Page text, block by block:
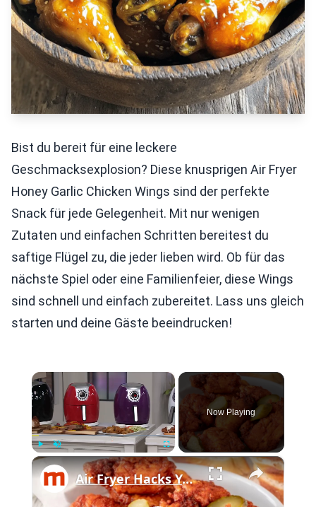
Bist du bereit für eine leckere
Geschmacksexplosion? Diese knusprigen Air Fryer
Honey Garlic Chicken Wings sind der perfekte
Snack für jede Gelegenheit. Mit nur wenigen
Zutaten und einfachen Schritten bereitest du
saftige Flügel zu, die jeder lieben wird. Ob für das
nächste Spiel oder eine Familienfeier, diese Wings
sind schnell und einfach zubereitet. Lass uns gleich
starten und deine Gäste beeindrucken!
×
Play Fullscreen
Now Playing
×
Air Fryer Hacks You Wish You'd Known Sooner